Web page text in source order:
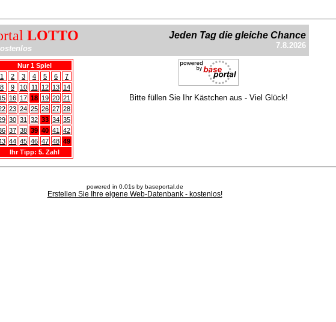
LOTTO Jeden Tag die gleiche Chance
7.8.2026
Nur 1 Spiel
1
2 3 4 5 6
7
8
9 10 11 12 13 14
16 17 18 19 20 21
23 24 25 26 27 28
30 31 32 33 34 35
37 38 39 40 41
42
44 45 46 47 48 49
Ihr Tipp: 5. Zahl
Bitte füllen Sie Ihr Kästchen aus - Viel Glück!
powered in 0.01s by baseportal.de
Erstellen Sie Ihre eigene Web-Datenbank - kostenlos!